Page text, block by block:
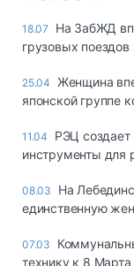
18.07
На ЗабЖД
грузовых
25.04 Женщина
японской группе
11.04
РЭЦ
инструменты для
08.03
На
единственную
07.03
технику к 8 Марта